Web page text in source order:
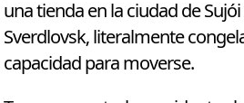
una tienda en la ciudad de
Sverdlovsk, literalmente
capacidad para moverse.